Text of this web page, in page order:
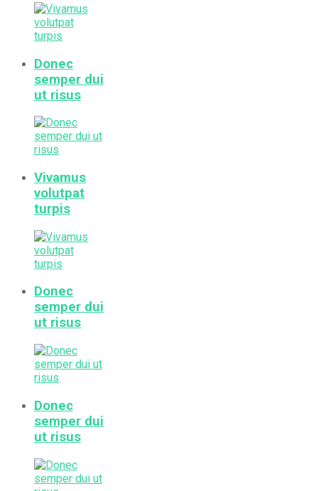
Donec
semper dui
ut risus
Vivamus
volutpat
turpis
Donec
semper dui
ut risus
Donec
semper dui
ut risus